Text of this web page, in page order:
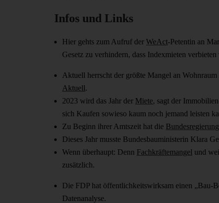
Infos und Links
Hier gehts zum Aufruf der WeAct-Petentin an
Gesetz zu verhindern, dass Indexmieten
Aktuell herrscht der größte Mangel an Wohnraum
Aktuell.
2023 wird das Jahr der Miete, sagt der
sich Kaufen sowieso kaum noch jemand leisten
Zu Beginn ihrer Amtszeit hat die Bundesregierung
Dieses Jahr musste Bundesbauministerin Klara
Wenn überhaupt: Denn Fachkräftemangel und
zusätzlich.
Die FDP hat öffentlichkeitswirksam einen „Bau-
Datenanalyse.